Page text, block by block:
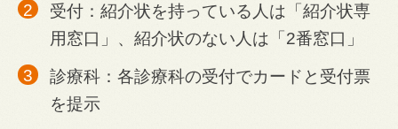
受付：紹介状を持っている人は「紹介状専
用窓口」、紹介状のない人は「2番窓口」
診療科：各診療科の受付でカードと受付票
を提示